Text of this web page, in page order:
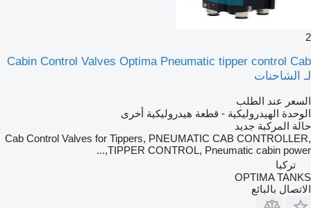
2
Cabin Control Valves Optima Pneumatic tipper control Cab
لـ الشاحنات
السعر عند الطلب
الوحدة الهيدروليكية - قطعة هيدروليكية أخرى
حالة المركبة جديد
Cab Control Valves for Tippers, PNEUMATIC CAB CONTROLLER,
TIPPER CONTROL, Pneumatic cabin power,...
تركيا
OPTIMA TANKS
الاتصال بالبائع